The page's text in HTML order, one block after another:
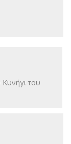
Κυνήγι του